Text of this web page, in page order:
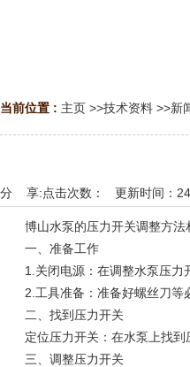
当前位置 : 主页 >>技术资料 >>新
点击次数： 更新时间：
分 享:
博山水泵的压力开关调整方法
一、准备工作
1.关闭电源：在调整水泵压力
2.工具准备：准备好螺丝刀等必
二、找到压力开关
定位压力开关：在水泵上找到
三、调整压力开关